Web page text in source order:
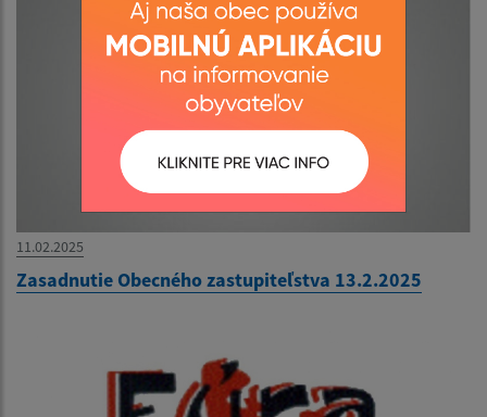
11.02.2025
Zasadnutie Obecného zastupiteľstva 13.2.2025